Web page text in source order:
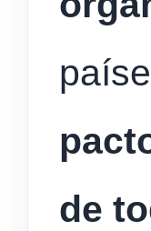
de